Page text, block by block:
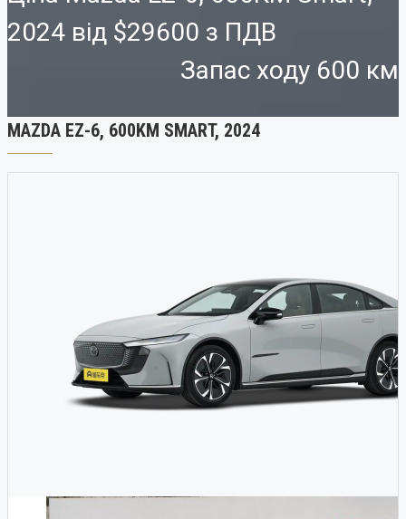
2024 від $29600
Запас ходу 600 км
MAZDA EZ-6, 600KM SMART, 2024